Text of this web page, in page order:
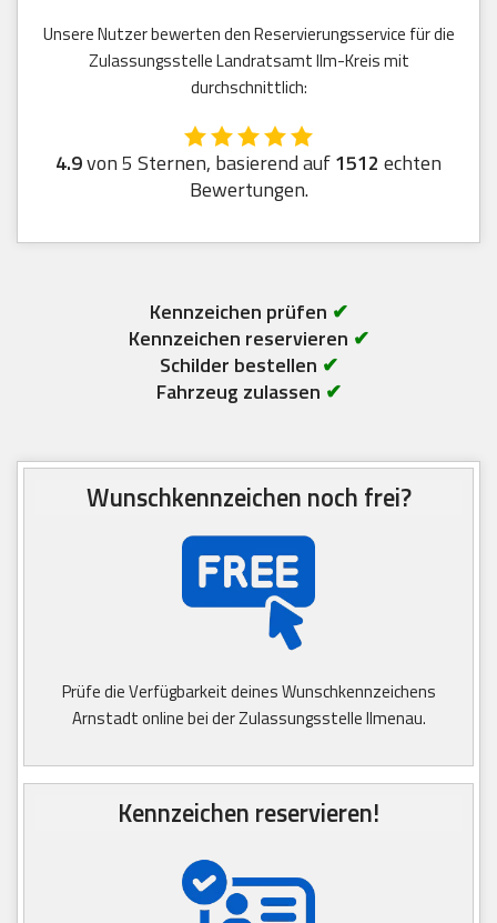
Unsere Nutzer bewerten den Reservierungsservice für die
Zulassungsstelle Landratsamt Ilm-Kreis mit
durchschnittlich:
4.9von 5 Sternen, basierend auf1512 echten
Bewertungen.
Kennzeichen prüfen ✔
Kennzeichen reservieren ✔
Schilder bestellen ✔
Fahrzeug zulassen ✔
Wunschkennzeichen noch frei?
Prüfe die Verfügbarkeit deines Wunschkennzeichens
Arnstadt online bei der Zulassungsstelle Ilmenau.
Kennzeichen reservieren!